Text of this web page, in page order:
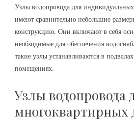
Узлы водопровода для
имеют сравнительно небольшие
конструкцию. Они включают в себя
необходимые для обеспечения
такие узлы устанавливаются в
помещениях.
Узлы водопровода
многоквартирных